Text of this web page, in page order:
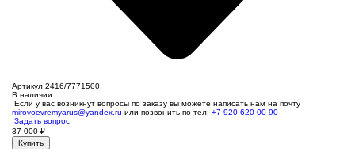
Артикул 2416/7771500
В наличии
Если у вас возникнут вопросы по заказу вы можете написать нам на почту
mirovoevremyarus@yandex.ru или позвонить по тел: +7 920 620 00 90
Задать вопрос
37 000 ₽
Купить